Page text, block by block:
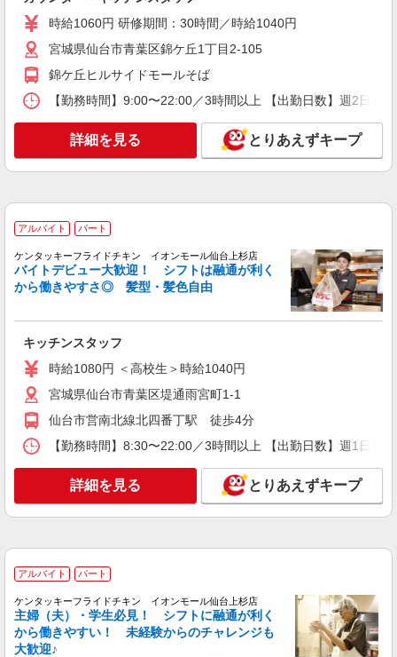
キープ
正社員
株式会社ジェイ・エス・ビー・フードサービス
食事付き学生マンションでの調理員
慮し決定 ※試用期間3ヵ月（同条件）
宮城県仙台市青葉区五橋2丁目202-1 （仮称）
The Park Hive仙台五橋 ※2027年3月オープン予定
況により近隣食堂へ配属の可能性あり
詳細を見る
すき家 48号仙台折立店
すき家の店舗スタッフ（接客・調理・清掃な
高校生時給1,050円 ※土日祝手当 時給＋30円 ※
宮城県仙台市青葉区折立1-21-20
キープ
アルバイト パート
すき家の店舗スタッフ（接客・調理・清掃な
時給1,438円
キープ
アルバイト パート
すき家 仙台クリスロード店
時給1060円 研修期間：30時間／時給1040円
宮城県仙台市青葉区錦ケ丘1丁目2-105
錦ケ丘ヒルサイドモールそば
【勤務時間】9:00〜22:00／3時間以上 【出勤日数】週2日
詳細を見る とりあえずキープ
アルバイト パート
ケンタッキーフライドチキン イオンモール仙台上杉店
バイトデビュー大歓迎！ シフトは融通が利く
から働きやすさ◎ 髪型・髪色自由
キッチンスタッフ
時給1080円 ＜高校生＞時給1040円
宮城県仙台市青葉区堤通雨宮町1-1
仙台市営南北線北四番丁駅 徒歩4分
【勤務時間】8:30〜22:00／3時間以上 【出勤日数】週1日
詳細を見る とりあえずキープ
アルバイト パート
ケンタッキーフライドチキン イオンモール仙台上杉店
主婦（夫）・学生必見！ シフトに融通が利く
から働きやすい！ 未経験からのチャレンジも
大歓迎♪